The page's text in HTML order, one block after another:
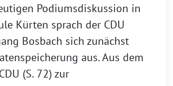
Podiumsdiskussion in
Kürten sprach der CDU
Bosbach sich zunächst
aus. Aus dem
(S. 72) zur